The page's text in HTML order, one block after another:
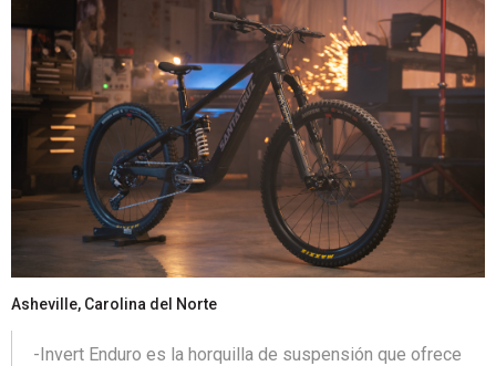
Asheville, Carolina del Norte
-Invert Enduro es la horquilla de suspensión que ofrece